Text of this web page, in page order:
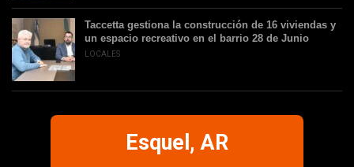
Taccetta gestiona la construcción de 16 viviendas y
un espacio recreativo en el barrio 28 de Junio
LOCALES
Esquel, AR